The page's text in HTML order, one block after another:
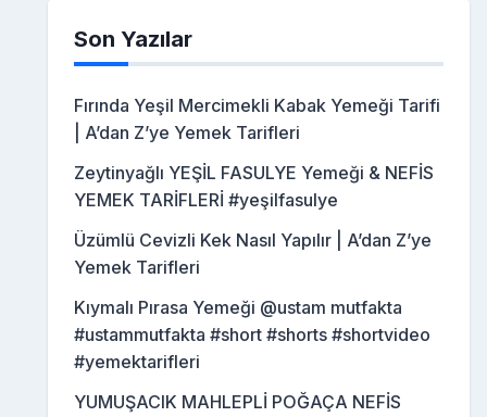
Son Yazılar
Fırında Yeşil Mercimekli Kabak Yemeği Tarifi
| A’dan Z’ye Yemek Tarifleri
Zeytinyağlı YEŞİL FASULYE Yemeği & NEFİS
YEMEK TARİFLERİ #yeşilfasulye
Üzümlü Cevizli Kek Nasıl Yapılır | A’dan Z’ye
Yemek Tarifleri
Kıymalı Pırasa Yemeği @ustam mutfakta
#ustammutfakta #short #shorts #shortvideo
#yemektarifleri
YUMUŞACIK MAHLEPLİ POĞAÇA NEFİS